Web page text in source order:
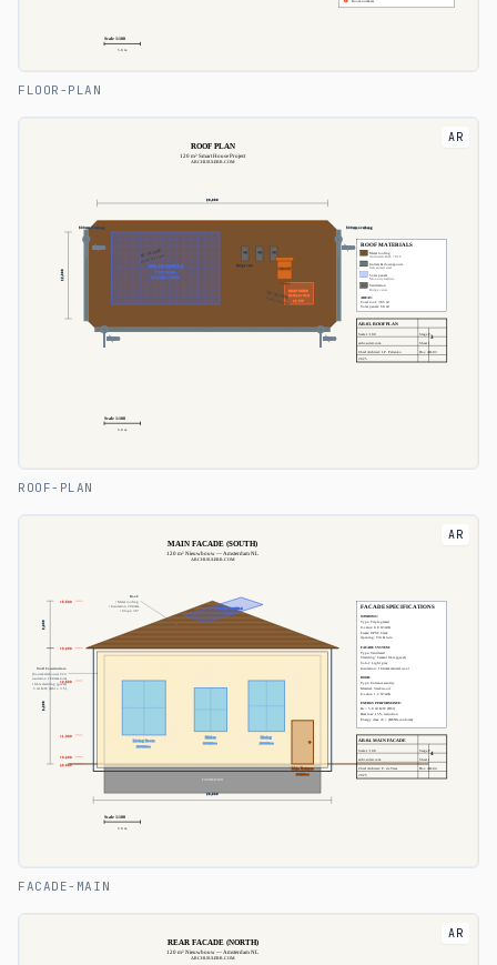
FLOOR-PLAN
AR
ROOF-PLAN
AR
FACADE-MAIN
AR